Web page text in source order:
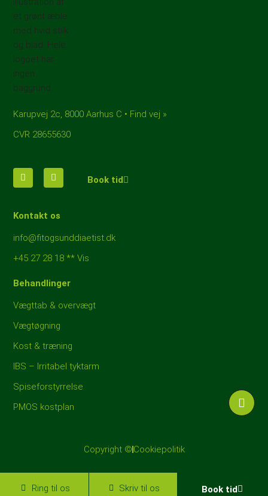
Karupvej 2c, 8000 Aarhus C • Find vej »
CVR 28655630
Book tid
Kontakt os
info@fitogsunddiaetist.dk
+45 27 28 18 ** Vis
Behandlinger
Vægttab & overvægt
Vægtøgning
Kost & træning
IBS – Irritabel tyktarm
Spiseforstyrrelse
PMOS kostplan
Copyright ©Cookiepolitik
Ring til os Skriv til os Book tid